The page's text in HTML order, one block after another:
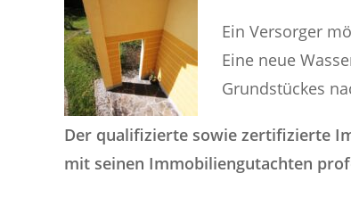
Ein Versorger
Eine neue
Grundstückes
Der qualifizierte sowie zertifizierte
mit seinen Immobiliengutachten